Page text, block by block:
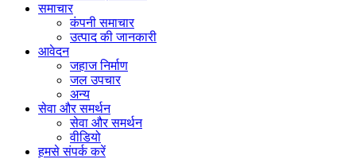
समाचार
कंपनी समाचार
उत्पाद की जानकारी
आवेदन
जहाज निर्माण
जल उपचार
अन्य
सेवा और समर्थन
सेवा और समर्थन
वीडियो
हमसे संपर्क करें